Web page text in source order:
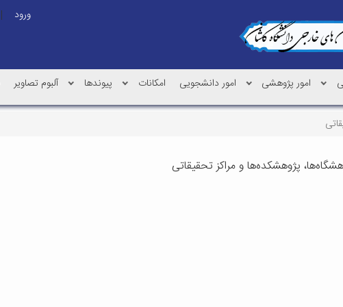
ورود |
امور پژوهشی امور دانشجویی امکانات پیوندها آلبوم تصاویر
پژوهشکده‌ها و مراکز تحقیقاتی